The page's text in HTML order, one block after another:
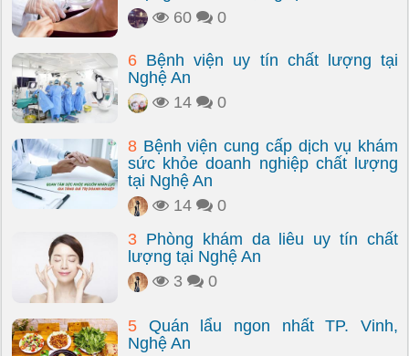
60
0
6 Bệnh viện uy tín chất lượng tại
Nghệ An
14
0
8 Bệnh viện cung cấp dịch vụ khám
sức khỏe doanh nghiệp chất lượng
tại Nghệ An
14
0
3 Phòng khám da liễu uy tín chất
lượng tại Nghệ An
3
0
5 Quán lẩu ngon nhất TP. Vinh,
Nghệ An